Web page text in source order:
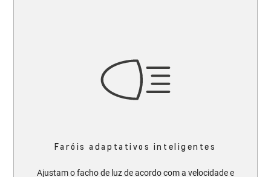
Faróis adaptativos inteligentes
Ajustam o facho de luz de acordo com a velocidade e